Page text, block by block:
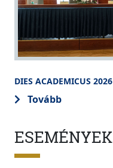
DIES ACADEMICUS 2026
Tovább
ESEMÉNYEK